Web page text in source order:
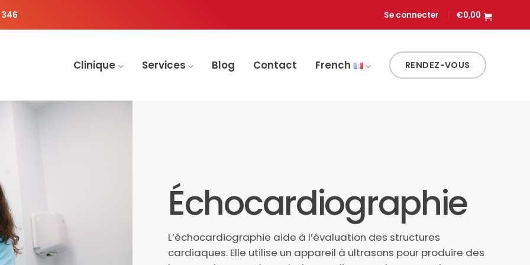
346 Se connecter €0,00
Clinique Services Blog Contact French RENDEZ-VOUS
Échocardiographie
L’échocardiographie aide à l’évaluation des structures
cardiaques. Elle utilise un appareil à ultrasons pour produire des